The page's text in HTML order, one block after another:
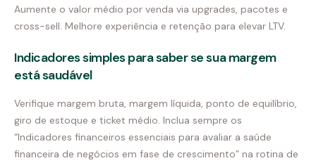
Aumente o valor médio por venda via upgrades, pacotes e
cross-sell. Melhore experiência e retenção para elevar LTV.
Indicadores simples para saber se sua margem
está saudável
Verifique margem bruta, margem líquida, ponto de equilíbrio,
giro de estoque e ticket médio. Inclua sempre os
“Indicadores financeiros essenciais para avaliar a saúde
financeira de negócios em fase de crescimento” na rotina de